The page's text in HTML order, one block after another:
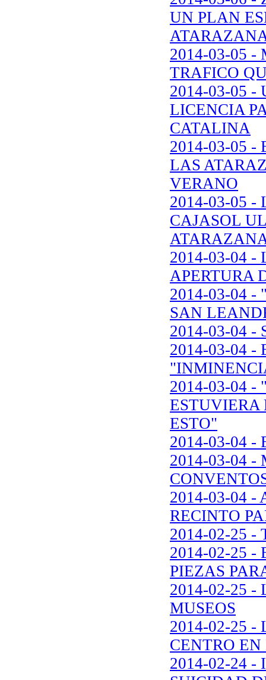
UN PLAN
2014-03-05 -
TRAFICO
2014-03-05 -
LICENCIA
CATALINA
2014-03-05 -
LAS
VERANO
2014-03-05
CAJASOL
2014-03-04 -
APERTURA
2014-03-04
SAN
2014-03-04 -
2014-03-04 -
2014-03-04 -
ESTO"
2014-03-04 -
2014-03-04 -
2014-03-04 -
RECINTO
2014-02-25 -
2014-02-25 -
PIEZAS
2014-02-25
MUSEOS
2014-02-25 -
CENTRO
2014-02-24